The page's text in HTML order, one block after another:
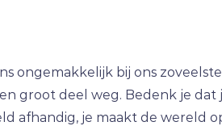
ongemakkelijk bij ons
groot deel weg. Bedenk je
afhandig, je maakt de wereld